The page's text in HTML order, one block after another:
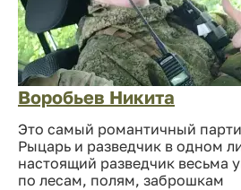
Воробьев Никита
Это самый романтичный
Рыцарь и разведчик в одном
настоящий разведчик весьма
по лесам, полям, заброшкам